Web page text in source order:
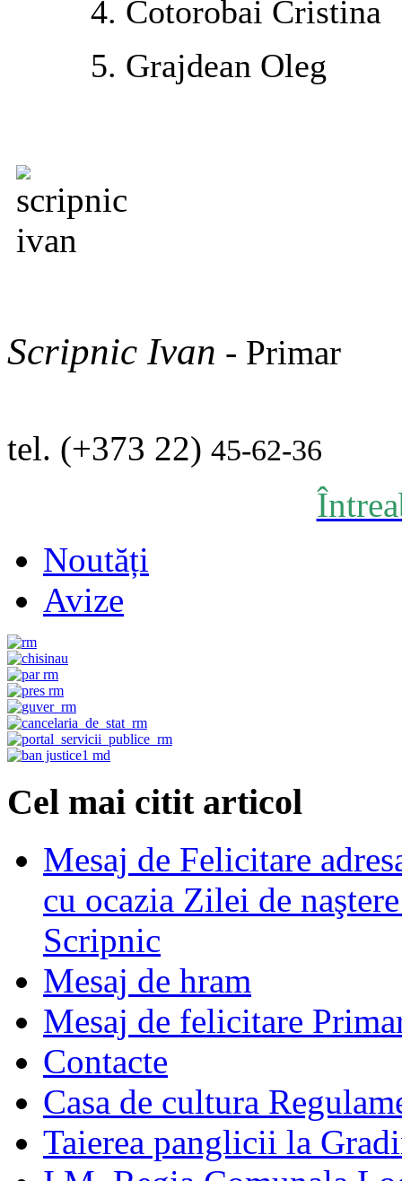
4. Cotorobai Cristina
5. Grajdean Oleg
Scripnic Ivan - Primar
tel. (+373 22) 45-62-36
Noutăți
Avize
Cel mai citit articol
Mesaj de Felicitare
cu ocazia Zilei de
Scripnic
Mesaj de hram
Mesaj de felicitare
Contacte
Casa de cultura
Taierea panglicii la